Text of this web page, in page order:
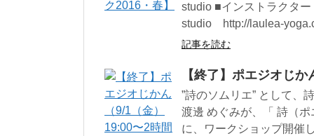
studio ■インストラクタ
studio http://laulea-
記事を読む
【終了】ポエジオじ
”詩のソムリエ” として、
渡邊 めぐみが、「 詩（
に、ワークショップ開催